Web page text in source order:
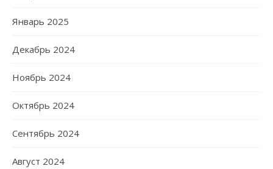
Январь 2025
Декабрь 2024
Ноябрь 2024
Октябрь 2024
Сентябрь 2024
Август 2024